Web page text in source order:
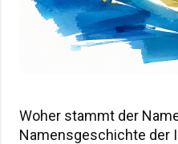
Woher stammt der
Namensgeschichte der